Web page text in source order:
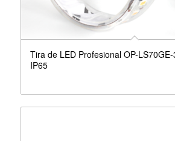
Tira de LED Profesional OP-
IP65